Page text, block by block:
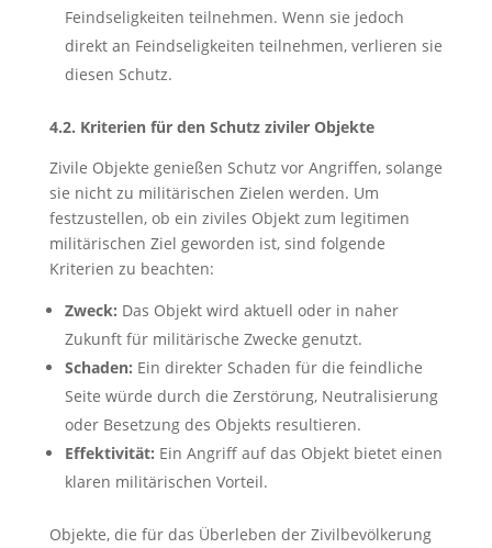
Feindseligkeiten teilnehmen. Wenn sie jedoch
direkt an Feindseligkeiten teilnehmen, verlieren sie
diesen Schutz.
4.2. Kriterien für den Schutz ziviler Objekte
Zivile Objekte genießen Schutz vor Angriffen, solange
sie nicht zu militärischen Zielen werden. Um
festzustellen, ob ein ziviles Objekt zum legitimen
militärischen Ziel geworden ist, sind folgende
Kriterien zu beachten:
Zweck: Das Objekt wird aktuell oder in naher
Zukunft für militärische Zwecke genutzt.
Schaden: Ein direkter Schaden für die feindliche
Seite würde durch die Zerstörung, Neutralisierung
oder Besetzung des Objekts resultieren.
Effektivität: Ein Angriff auf das Objekt bietet einen
klaren militärischen Vorteil.
Objekte, die für das Überleben der Zivilbevölkerung